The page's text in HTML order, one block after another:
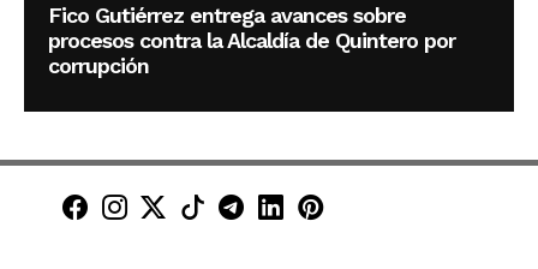
Fico Gutiérrez entrega avances sobre
procesos contra la Alcaldía de Quintero por
corrupción
Minuto30 en Facebook
Minuto30 en Instagram
Minuto30 en X (Twitter)
Minuto30 en TikTok
Canal de Minuto30 en
Minuto30 en LinkedIn
Minuto30 en